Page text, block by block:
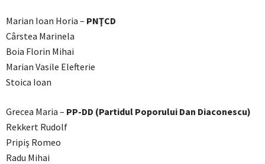
Marian Ioan Horia – PNŢCD
Cârstea Marinela
Boia Florin Mihai
Marian Vasile Elefterie
Stoica Ioan
Grecea Maria – PP-DD (Partidul Poporului Dan Diaconescu)
Rekkert Rudolf
Pripiş Romeo
Radu Mihai